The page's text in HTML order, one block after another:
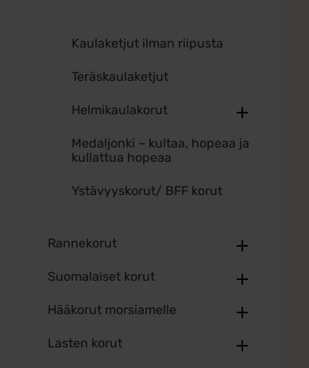
Kaulaketjut ilman riipusta
Teräskaulaketjut
Helmikaulakorut
Medaljonki – kultaa, hopeaa ja
kullattua hopeaa
Ystävyyskorut/ BFF korut
Rannekorut
Suomalaiset korut
Hääkorut morsiamelle
Lasten korut